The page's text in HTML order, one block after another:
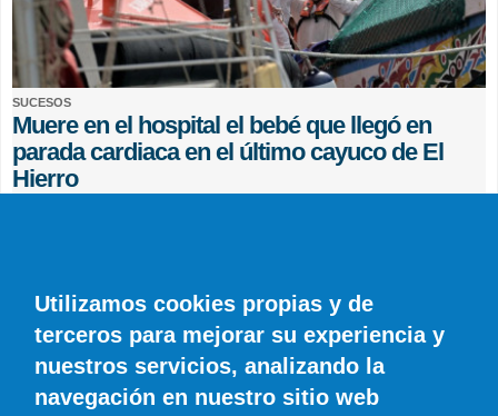
SUCESOS
Muere en el hospital el bebé que llegó en
parada cardiaca en el último cayuco de El
Hierro
Utilizamos cookies propias y de
terceros para mejorar su experiencia y
nuestros servicios, analizando la
navegación en nuestro sitio web